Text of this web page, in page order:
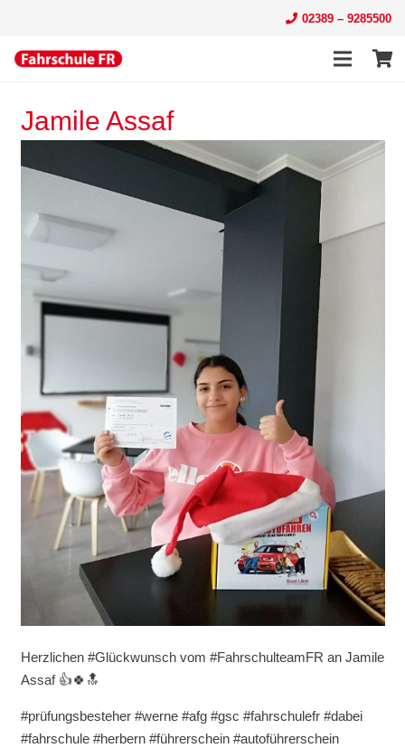
02389 – 9285500
Jamile Assaf
Herzlichen #Glückwunsch vom #FahrschulteamFR an Jamile
Assaf 👍🍀 🔝
#prüfungsbesteher #werne #afg #gsc #fahrschulefr #dabei
#fahrschule #herbern #führerschein #autoführerschein